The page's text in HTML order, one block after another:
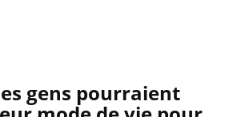
gens pourraient